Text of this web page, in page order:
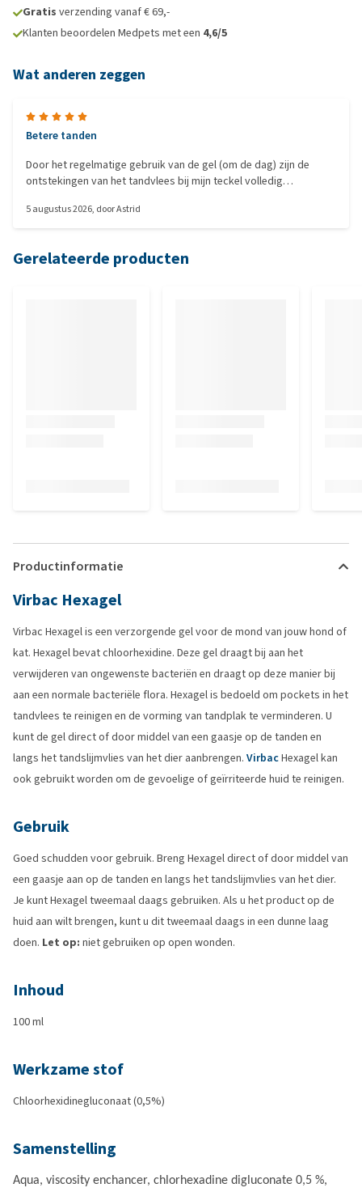
Gratis verzending vanaf € 69,-
Klanten beoordelen Medpets met een 4,6/5
Wat anderen zeggen
Betere tanden
Door het regelmatige gebruik van de gel (om de dag) zijn de
ontstekingen van het tandvlees bij mijn teckel volledig
5 augustus 2026, doorAstrid
Gerelateerde producten
Productinformatie
Virbac Hexagel
Virbac Hexagel is een verzorgende gel voor de mond van jouw hond of
kat. Hexagel bevat chloorhexidine. Deze gel draagt bij aan het
verwijderen van ongewenste bacteriën en draagt op deze manier bij
aan een normale bacteriële flora. Hexagel is bedoeld om pockets in het
tandvlees te reinigen en de vorming van tandplak te verminderen. U
kunt de gel direct of door middel van een gaasje op de tanden en
langs het tandslijmvlies van het dier aanbrengen. VirbacHexagel kan
ook gebruikt worden om de gevoelige of geïrriteerde huid te reinigen.
Gebruik
Goed schudden voor gebruik. Breng Hexagel direct of door middel van
een gaasje aan op de tanden en langs het tandslijmvlies van het dier.
Je kunt Hexagel tweemaal daags gebruiken. Als u het product op de
huid aan wilt brengen, kunt u dit tweemaal daags in een dunne laag
doen. Let op: niet gebruiken op open wonden.
Inhoud
100 ml
Werkzame stof
Chloorhexidinegluconaat (0,5%)
Samenstelling
Aqua, viscosity enchancer, chlorhexadine digluconate 0,5 %,